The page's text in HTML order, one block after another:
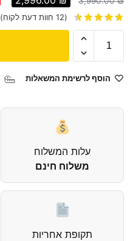
(
12 חוות דעת לקוח)
הוסף לרשימת המשאלות
עלות המשלוח
משלוח חינם
תקופת אחריות